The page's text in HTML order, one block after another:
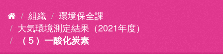
組織
環境保全課
大気環境測定結果（2021年度）
（５）一酸化炭素